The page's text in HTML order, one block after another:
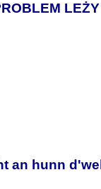
an hunn